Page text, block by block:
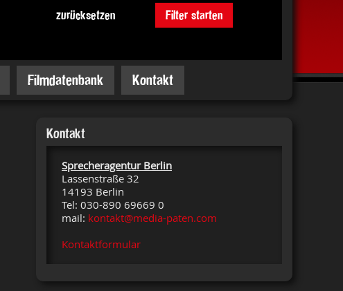
zurücksetzen Filter starten
Filmdatenbank Kontakt
Kontakt
Sprecheragentur Berlin
Lassenstraße 32
14193 Berlin
Tel: 030-890 69669 0
mail: kontakt@media-paten.com
Kontaktformular